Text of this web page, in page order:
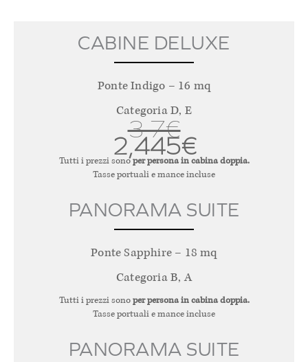
CABINE DELUXE
Ponte Indigo – 16 mq
Categoria D, E
3,7€
2,445€
Tutti i prezzi sonoper persona in cabina doppia.
Tasse portuali e mance incluse
PANORAMA SUITE
Ponte Sapphire – 18 mq
Categoria B, A
Tutti i prezzi sonoper persona in cabina doppia.
Tasse portuali e mance incluse
PANORAMA SUITE